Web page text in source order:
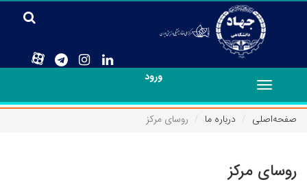
ورود
Toggle
navigation
صفحه‌اصلی
درباره ما روسای مرکز
روسای مرکز